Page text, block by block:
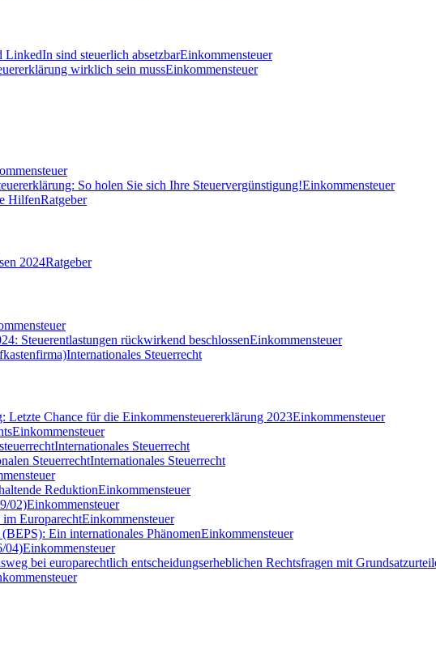
sind steuerlich absetzbarEinkommensteuer
wirklich sein mussEinkommensteuer
So holen Sie sich Ihre Steuervergünstigung!Einkommensteuer
HilfenRatgeber
2024Ratgeber
Steuerentlastungen rückwirkend beschlossenEinkommensteuer
Internationales Steuerrecht
Letzte Chance für die Einkommensteuererklärung 2023Einkommensteuer
Einkommensteuer
Internationales Steuerrecht
SteuerrechtInternationales Steuerrecht
ReduktionEinkommensteuer
02)Einkommensteuer
EuroparechtEinkommensteuer
Ein internationales PhänomenEinkommensteuer
04)Einkommensteuer
bei europarechtlich entscheidungserheblichen Rechtsfragen mit